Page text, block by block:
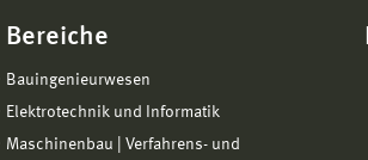
Bereiche
Bauingenieurwesen
Elektrotechnik und Informatik
Maschinenbau | Verfahrens- und